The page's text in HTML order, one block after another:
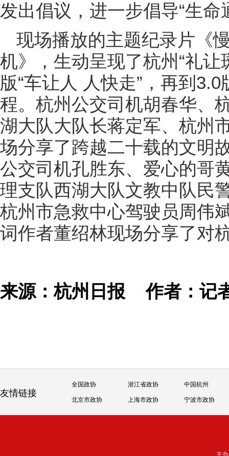
发出倡议，进一步倡导“生命
现场播放的主题纪录片《
机》，生动呈现了杭州“礼让
版“车让人 人快走”，再到
程。杭州公交司机胡春华、
湖大队大队长蒋定军、杭州
场分享了跨越二十载的文明
公交司机孔胜东、爱心的哥
理支队西湖大队文教中队民
杭州市急救中心驾驶员周伟
词作者董绍林现场分享了对
来源：杭州日报作者：记
友情链接
全国政协 浙江省政协 中国杭州
北京市政协 上海市政协 宁波市政协